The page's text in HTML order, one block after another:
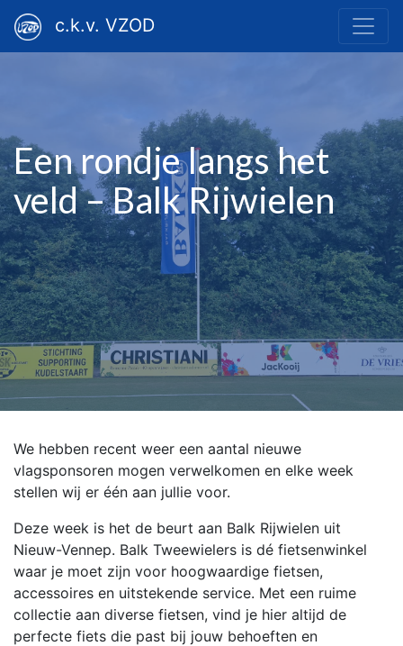
c.k.v. VZOD
Een rondje langs het
veld – Balk Rijwielen
We hebben recent weer een aantal nieuwe
vlagsponsoren mogen verwelkomen en elke week
stellen wij er één aan jullie voor.
Deze week is het de beurt aan Balk Rijwielen uit
Nieuw-Vennep. Balk Tweewielers is dé fietsenwinkel
waar je moet zijn voor hoogwaardige fietsen,
accessoires en uitstekende service. Met een ruime
collectie aan diverse fietsen, vind je hier altijd de
perfecte fiets die past bij jouw behoeften en